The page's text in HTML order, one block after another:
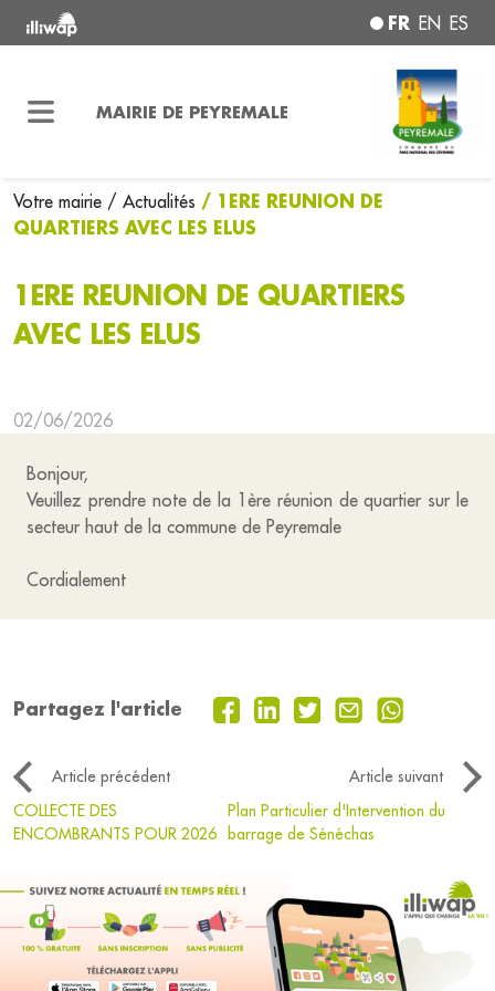
FR EN ES
MAIRIE DE PEYREMALE
Votre mairie / Actualités / 1ERE REUNION DE
QUARTIERS AVEC LES ELUS
1ERE REUNION DE QUARTIERS
AVEC LES ELUS
02/06/2026
Bonjour,
Veuillez prendre note de la 1ère réunion de quartier sur le
secteur haut de la commune de Peyremale
Cordialement
Partagez l'article
Article précédent
Article suivant
COLLECTE DES
ENCOMBRANTS POUR 2026
Plan Particulier d'Intervention du
barrage de Sénéchas